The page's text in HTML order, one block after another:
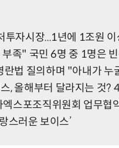
자시장...1년에 1조원
족" 국민 6명 중 1명은
란법 질의하며 "아내가 누
, 올해부터 달라지는 것
스포조직위원회 업무협
스러운 보이스’